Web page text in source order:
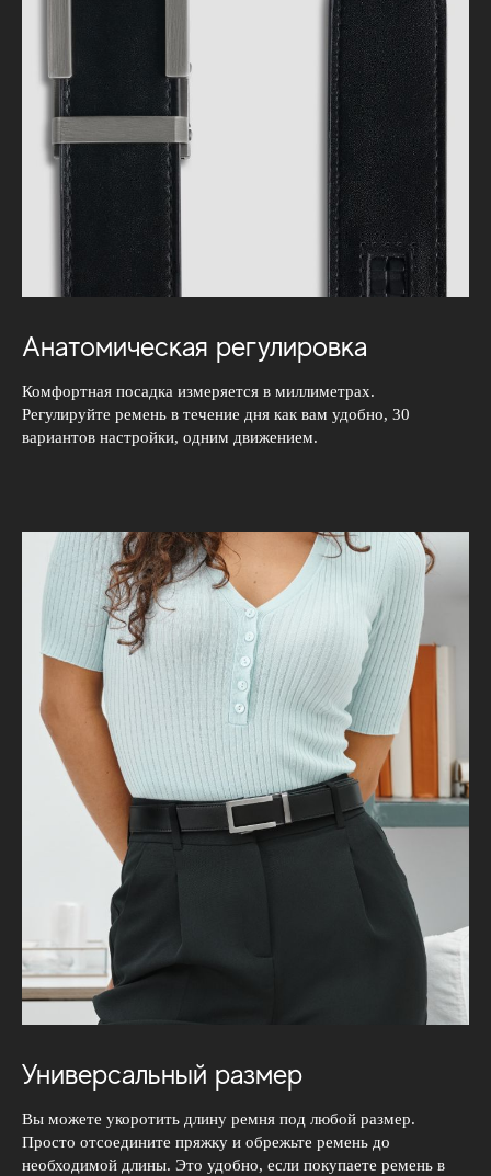
Анатомическая регулировка
Комфортная посадка измеряется в миллиметрах.
Регулируйте ремень в течение дня как вам удобно, 30
вариантов настройки, одним движением.
Универсальный размер
Вы можете укоротить длину ремня под любой размер.
Просто отсоедините пряжку и обрежьте ремень до
необходимой длины. Это удобно, если покупаете ремень в